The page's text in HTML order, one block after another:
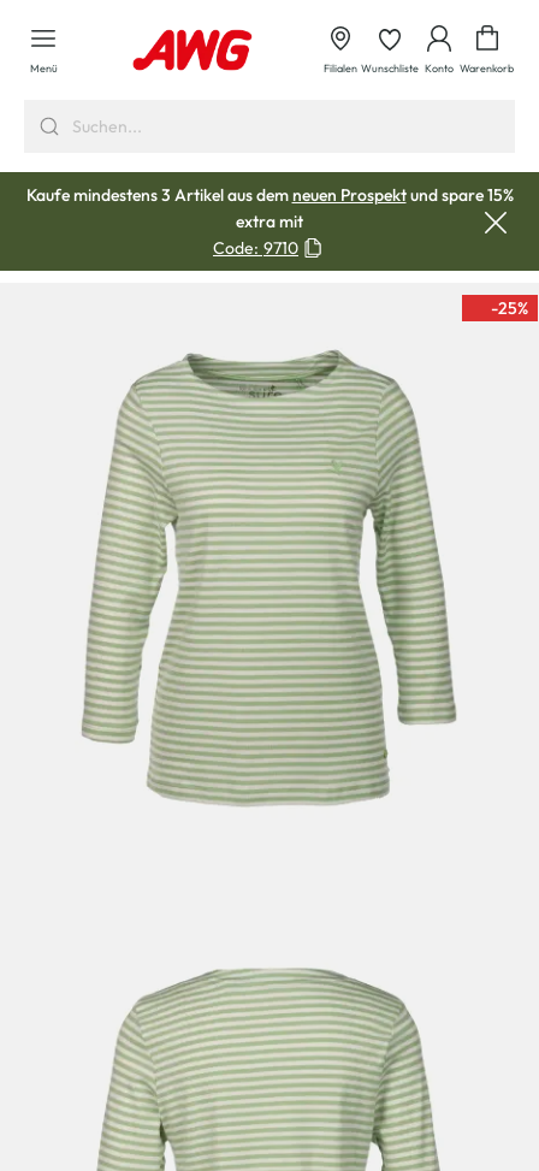
springen
Menü Filialen Wunschliste Konto Warenkorb
Kaufe mindestens 3 Artikel aus demneuen Prospektund spare 15%
extra mit
Code: 9710
-25%